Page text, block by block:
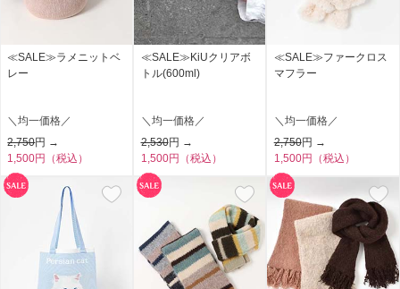
≪SALE≫ラメニットベ
レー
＼均一価格／
2,750円 →
1,500円（税込）
≪SALE≫KiUクリアボ
トル(600ml)
＼均一価格／
2,530円 →
1,500円（税込）
≪SALE≫ファークロス
マフラー
＼均一価格／
2,750円 →
1,500円（税込）